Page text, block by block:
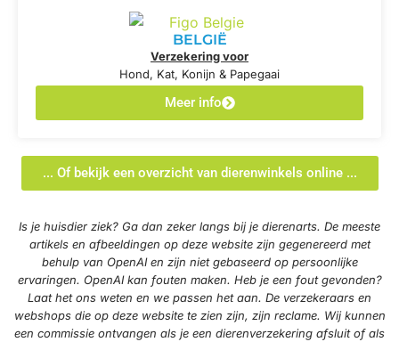
BELGIË
Verzekering voor
Hond, Kat, Konijn & Papegaai
Meer info
... Of bekijk een overzicht van dierenwinkels online ...
Is je huisdier ziek? Ga dan zeker langs bij je dierenarts. De meeste
artikels en afbeeldingen op deze website zijn gegenereerd met
behulp van OpenAI en zijn niet gebaseerd op persoonlijke
ervaringen. OpenAI kan fouten maken. Heb je een fout gevonden?
Laat het ons weten en we passen het aan. De verzekeraars en
webshops die op deze website te zien zijn, zijn reclame. Wij kunnen
een commissie ontvangen als je een dierenverzekering afsluit of als